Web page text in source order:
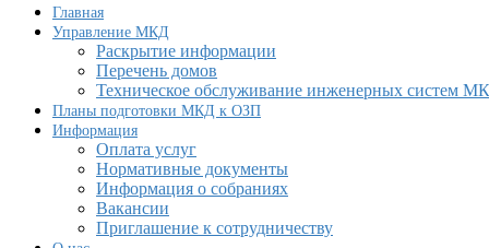
Главная
Управление МКД
Раскрытие информации
Перечень домов
Техническое обслуживание инженерных систем
Планы подготовки МКД к ОЗП
Информация
Оплата услуг
Нормативные документы
Информация о собраниях
Вакансии
Приглашение к сотрудничеству